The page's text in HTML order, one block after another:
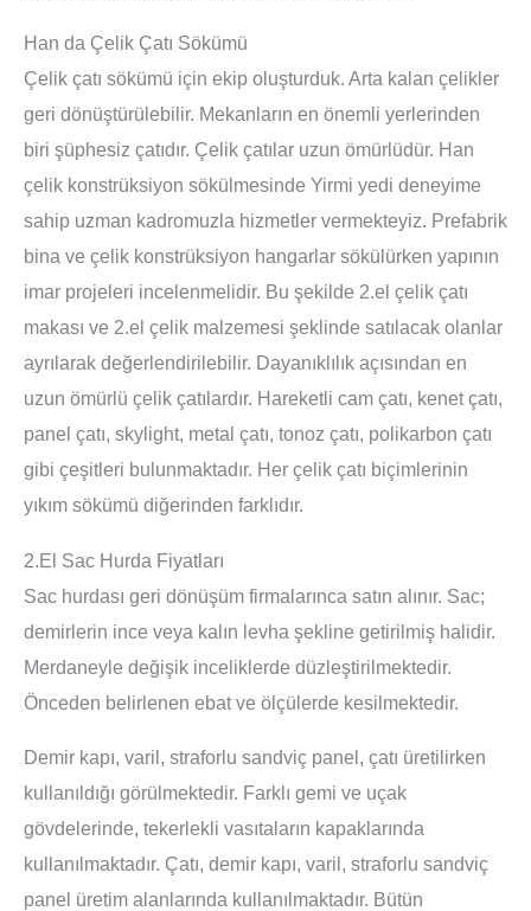
Han da Çelik Çatı Sökümü
Çelik çatı sökümü için ekip oluşturduk. Arta kalan çelikler
geri dönüştürülebilir. Mekanların en önemli yerlerinden
biri şüphesiz çatıdır. Çelik çatılar uzun ömürlüdür. Han
çelik konstrüksiyon sökülmesinde Yirmi yedi deneyime
sahip uzman kadromuzla hizmetler vermekteyiz. Prefabrik
bina ve çelik konstrüksiyon hangarlar sökülürken yapının
imar projeleri incelenmelidir. Bu şekilde 2.el çelik çatı
makası ve 2.el çelik malzemesi şeklinde satılacak olanlar
ayrılarak değerlendirilebilir. Dayanıklılık açısından en
uzun ömürlü çelik çatılardır. Hareketli cam çatı, kenet çatı,
panel çatı, skylight, metal çatı, tonoz çatı, polikarbon çatı
gibi çeşitleri bulunmaktadır. Her çelik çatı biçimlerinin
yıkım sökümü diğerinden farklıdır.
2.El Sac Hurda Fiyatları
Sac hurdası geri dönüşüm firmalarınca satın alınır. Sac;
demirlerin ince veya kalın levha şekline getirilmiş halidir.
Merdaneyle değişik inceliklerde düzleştirilmektedir.
Önceden belirlenen ebat ve ölçülerde kesilmektedir.
Demir kapı, varil, straforlu sandviç panel, çatı üretilirken
kullanıldığı görülmektedir. Farklı gemi ve uçak
gövdelerinde, tekerlekli vasıtaların kapaklarında
kullanılmaktadır. Çatı, demir kapı, varil, straforlu sandviç
panel üretim alanlarında kullanılmaktadır. Bütün